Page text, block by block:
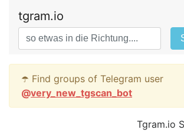
tgram.io
☂️ Find groups of Telegram user
@very_new_tgscan_bot
Tgram.io